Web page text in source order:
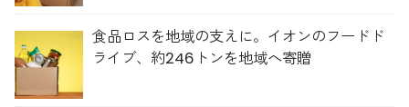
食品ロスを地域の支えに。イオンのフードド
ライブ、約246トンを地域へ寄贈